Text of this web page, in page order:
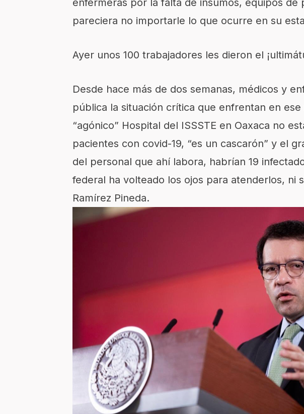
enfermeras por la falta de insumos, equipos
pareciera no importarle lo que ocurre en su
Ayer unos 100 trabajadores les dieron el
Desde hace más de dos semanas, médicos y
pública la situación crítica que enfrentan en
“agónico” Hospital del ISSSTE en Oaxaca no
pacientes con covid-19, “es un cascarón” y el
del personal que ahí labora, habrían 19
federal ha volteado los ojos para atenderlos, ni
Ramírez Pineda.